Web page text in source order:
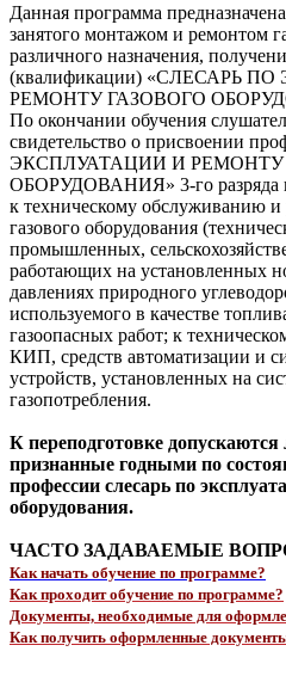
Данная программа
занятого монтажом и ремонтом
различного назначения,
(квалификации) «СЛЕСАРЬ
РЕМОНТУ ГАЗОВОГО
По окончании обучения
свидетельство о присвоении
ЭКСПЛУАТАЦИИ И РЕМОНТУ
ОБОРУДОВАНИЯ» 3-го разряда и
к техническому обслуживанию и
газового оборудования
промышленных,
работающих на установленных
давлениях природного
используемого в качестве
газоопасных работ; к
КИП, средств автоматизации и
устройств, установленных на
газопотребления.
К переподготовке
признанные годными по
профессии слесарь по
оборудования.
ЧАСТО ЗАДАВАЕМЫЕ
Как начать обучение по программе?
Как проходит обучение по программе?
Документы, необходимые для
Как получить оформленные